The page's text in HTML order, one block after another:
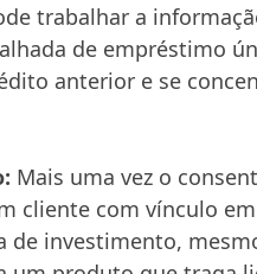
trabalhar a
de empréstimo
anterior e se
Mais uma vez o
cliente com vínculo
de investimento,